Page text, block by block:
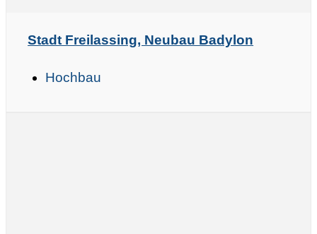
Stadt Freilassing, Neubau Badylon
Hochbau